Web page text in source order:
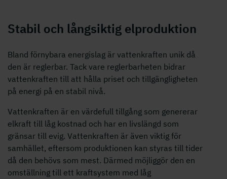
Stabil och långsiktig elproduktion
Bland förnybara energislag är vattenkraften unik då
den är reglerbar. Tack vare reglerbarheten bidrar
vattenkraften till att hålla priset och tillgängligheten
på energi på en stabil nivå.
Vattenkraften är en värdefull tillgång som genererar
elkraft till låg kostnad och har en livslängd som
gränsar till evig. Vattenkraften är även viktig för
samhället, eftersom produktionen kan styras till tider
då den behövs som mest. Därmed möjliggör den en
omställning till ett kraftsystem med låg